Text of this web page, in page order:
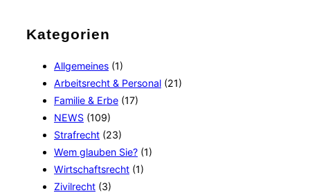
Kategorien
Allgemeines (1)
Arbeitsrecht & Personal (21)
Familie & Erbe (17)
NEWS (109)
Strafrecht (23)
Wem glauben Sie? (1)
Wirtschaftsrecht (1)
Zivilrecht (3)